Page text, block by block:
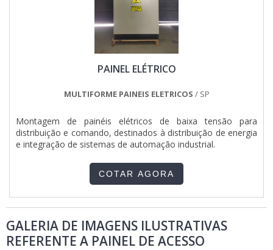
PAINEL ELÉTRICO
MULTIFORME PAINEIS ELETRICOS / SP
Montagem de painéis elétricos de baixa tensão para
distribuição e comando, destinados à distribuição de energia
e integração de sistemas de automação industrial.
COTAR AGORA
GALERIA DE IMAGENS ILUSTRATIVAS
REFERENTE A PAINEL DE ACESSO